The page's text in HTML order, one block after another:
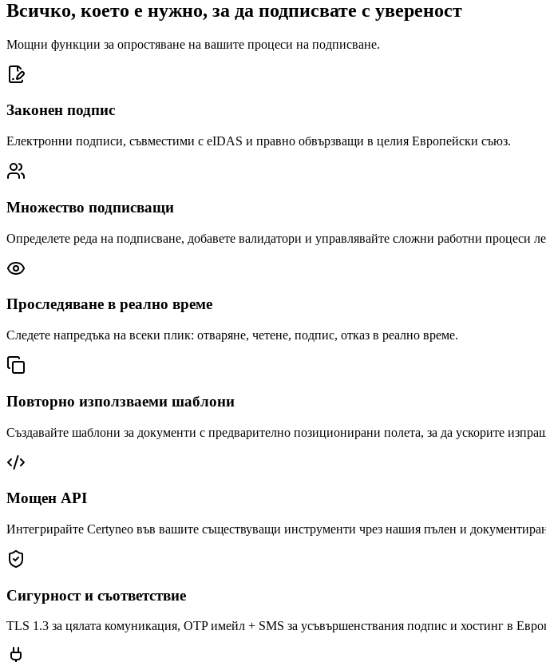
Всичко, което е нужно, за да подписвате с увереност
Мощни функции за опростяване на вашите процеси на подписване.
Законен подпис
Електронни подписи, съвместими с eIDAS и правно обвързващи в целия Европейски съюз.
Множество подписващи
Определете реда на подписване, добавете валидатори и управлявайте сложни работни процеси
Проследяване в реално време
Следете напредъка на всеки плик: отваряне, четене, подпис, отказ в реално време.
Повторно използваеми шаблони
Създавайте шаблони за документи с предварително позиционирани полета, за да ускорите
Мощен API
Интегрирайте Certyneo във вашите съществуващи инструменти чрез нашия пълен и
Сигурност и съответствие
TLS 1.3 за цялата комуникация, OTP имейл + SMS за усъвършенствания подпис и хостинг в